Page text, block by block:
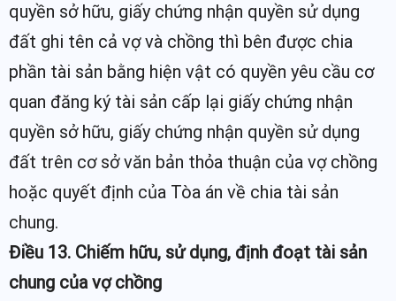
quyền sở hữu, giấy chứng nhận quyền sử dụng
đất ghi tên cả vợ và chồng thì bên được chia
phần tài sản bằng hiện vật có quyền yêu cầu cơ
quan đăng ký tài sản cấp lại giấy chứng nhận
quyền sở hữu, giấy chứng nhận quyền sử dụng
đất trên cơ sở văn bản thỏa thuận của vợ chồng
hoặc quyết định của Tòa án về chia tài sản
chung.
Điều 13. Chiếm hữu, sử dụng, định đoạt tài sản
chung của vợ chồng